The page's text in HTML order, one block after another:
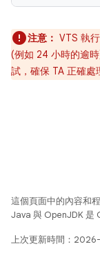
注意： VTS 執
(例如 24 小時的逾
試，確保 TA 正確處
這個頁面中的內容和
Java 與 OpenJDK 是
上次更新時間：